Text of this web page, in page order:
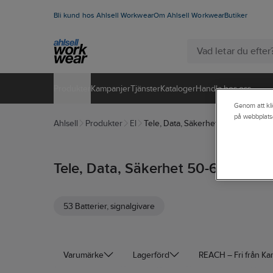
Bli kund hos Ahlsell WorkwearOm Ahlsell WorkwearButiker
KampanjerTjänsterKatalogerHandla hos oss
Ahlsell Produkter El Tele, Data, Säkerhet 50-63
Tele, Data, Säkerhet 50-63
53 Batterier, signalgivare
Varumärke Lagerförd REACH – Fri från
Genom att
på